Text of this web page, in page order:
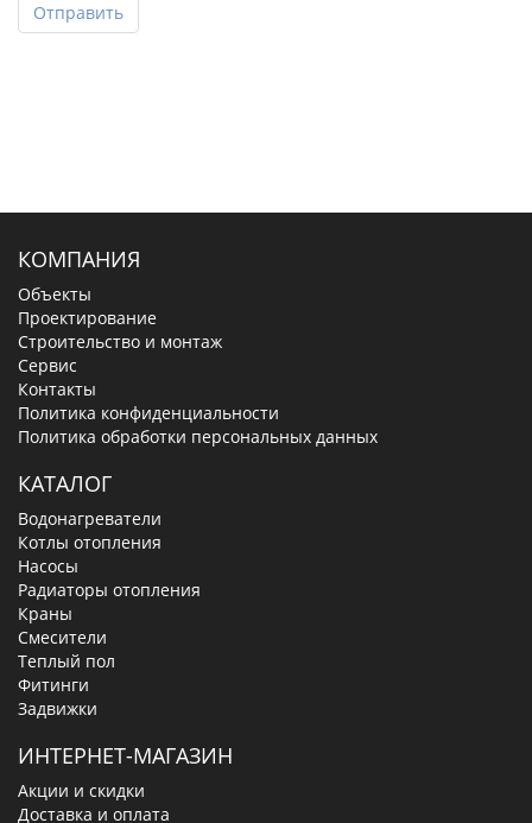
Отправить
КОМПАНИЯ
Объекты
Проектирование
Строительство и монтаж
Сервис
Контакты
Политика конфиденциальности
Политика обработки персональных данных
КАТАЛОГ
Водонагреватели
Котлы отопления
Насосы
Радиаторы отопления
Краны
Смесители
Теплый пол
Фитинги
Задвижки
ИНТЕРНЕТ-МАГАЗИН
Акции и скидки
Доставка и оплата